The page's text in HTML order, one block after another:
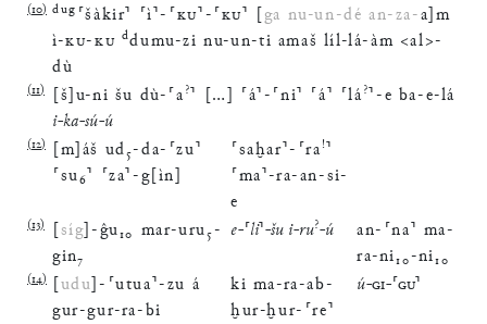
(10) dug ⸢šàkir⸣ ⸢ì⸣- ⸢KU⸣-⸢KU⸣ [ga nu-un-dé an-za-a]m
ì-KU-KU ddumu-zi nu-un-ti amaš líl-lá-àm <al>-
dù
(11) [š]u-ni šu dù-⸢a ?⸣ […] ⸢á⸣-⸢ni⸣ ⸢á⸣ ⸢lá ?⸣-e ba-e-lá
i-ka-sú-ú
(12) [m]áš ud₅-da- ⸢zu⸣
⸢su₆⸣ ⸢za⸣-g[ìn]
⸢saḫar⸣- ⸢ra !⸣
⸢ma⸣-ra-an-si-
e
(13) [síg]-ĝu₁₀ mar-uru₅-
gin₇
e-⸢li⸣-šu i-ru?-ú an- ⸢na⸣ ma-
ra-ni₁₀-ni₁₀
(14) [udu]- ⸢utua⸣-zu á
gur-gur-ra-bi
ki ma-ra-ab-
ḫur-ḫur- ⸢re⸣
ú-GI-⸢GU⸣